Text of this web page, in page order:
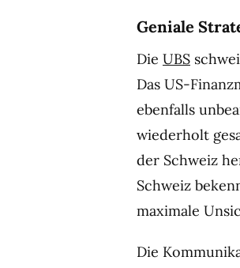
Geniale
Die UBS
Das US-
ebenfalls
wiederholt
der Schweiz
Schweiz
maximale
Die